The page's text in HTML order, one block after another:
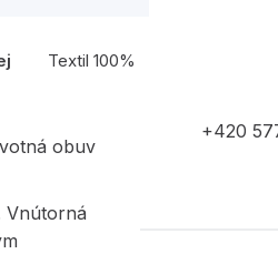
Textil 100%
obuv
Vnútorná
+420